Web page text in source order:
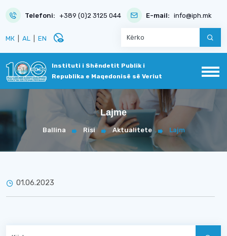
Telefoni: +389 (0)2 3125 044 E-mail: info@iph.mk
МК AL EN disabled_visible
Instituti i Shëndetit Publik i
Republika e Maqedonisë së Veriut
Lajme
Ballina Risi Aktualitete Lajm
01.06.2023